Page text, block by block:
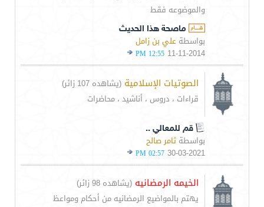
والموضوعه فقط
ماصحة هذا الحديث
بواسطة علي بن زامل
11-11-2014
12:55 PM
الصوتيات الإسلامية (يشاهده 107 زائر)
قراءات ، دروس ، أناشيد ، محاضرات
قم للمعالي ..
بواسطة ثامر صالح
30-03-2021
02:57 PM
الخيمه الرمضانيه (يشاهده 98 زائر)
يهتم بالمواضيع الرمضانيه من أحكام ومواعظ